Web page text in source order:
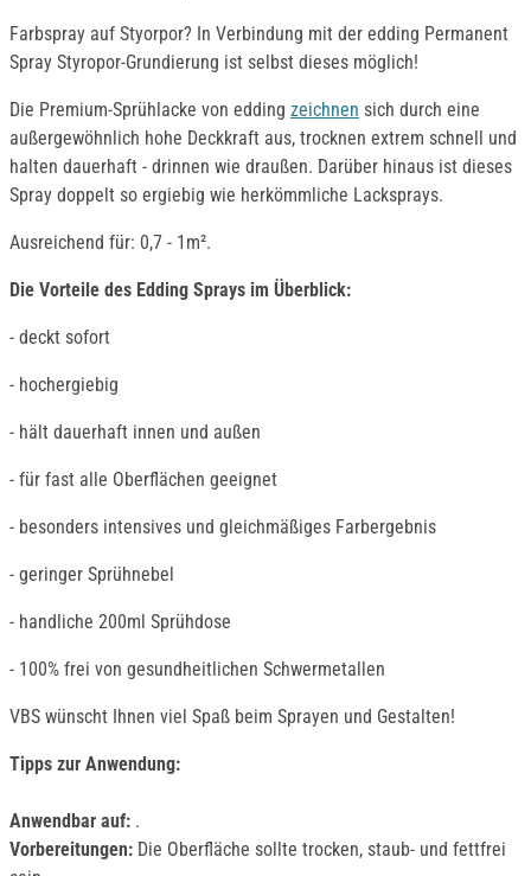
Farbspray auf Styorpor? In Verbindung mit der edding Permanent
Spray Styropor-Grundierung ist selbst dieses möglich!
Die Premium-Sprühlacke von edding zeichnen sich durch eine
außergewöhnlich hohe Deckkraft aus, trocknen extrem schnell und
halten dauerhaft - drinnen wie draußen. Darüber hinaus ist dieses
Spray doppelt so ergiebig wie herkömmliche Lacksprays.
Ausreichend für: 0,7 - 1m².
Die Vorteile des Edding Sprays im Überblick:
- deckt sofort
- hochergiebig
- hält dauerhaft innen und außen
- für fast alle Oberflächen geeignet
- besonders intensives und gleichmäßiges Farbergebnis
- geringer Sprühnebel
- handliche 200ml Sprühdose
- 100% frei von gesundheitlichen Schwermetallen
VBS wünscht Ihnen viel Spaß beim Sprayen und Gestalten!
Tipps zur Anwendung:
Anwendbar auf: .
Vorbereitungen: Die Oberfläche sollte trocken, staub- und fettfrei